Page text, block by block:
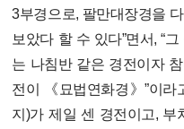
3부경으로, 팔만대장경을
보았다 할 수 있다”면서, “
는 나침반 같은 경전이자
전이 《묘법연화경》”이라
지)가 제일 센 경전이고, 부